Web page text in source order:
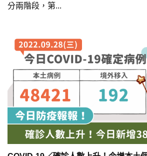
分兩階段，第...